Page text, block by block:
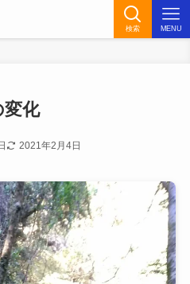
検索 MENU
変化
2021年2月4日